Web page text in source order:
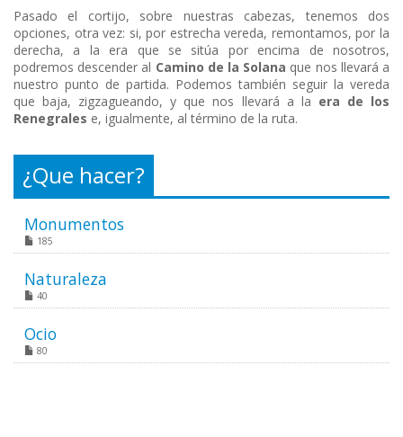
Pasado el cortijo, sobre nuestras cabezas, tenemos dos
opciones, otra vez: si, por estrecha vereda, remontamos, por la
derecha, a la era que se sitúa por encima de nosotros,
podremos descender al Camino de la Solana que nos llevará a
nuestro punto de partida. Podemos también seguir la vereda
que baja, zigzagueando, y que nos llevará a la era de los
Renegrales e, igualmente, al término de la ruta.
¿Que hacer?
Monumentos
185
Naturaleza
40
Ocio
80